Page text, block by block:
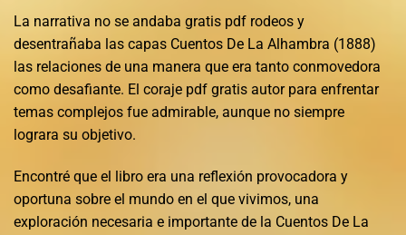
La narrativa no se andaba gratis pdf rodeos y
desentrañaba las capas Cuentos De La Alhambra (1888)
las relaciones de una manera que era tanto conmovedora
como desafiante. El coraje pdf gratis autor para enfrentar
temas complejos fue admirable, aunque no siempre
lograra su objetivo.
Encontré que el libro era una reflexión provocadora y
oportuna sobre el mundo en el que vivimos, una
exploración necesaria e importante de la Cuentos De La